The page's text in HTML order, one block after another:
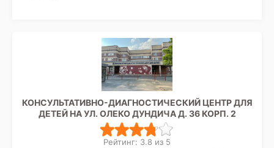
КОНСУЛЬТАТИВНО-ДИАГНОСТИЧЕСКИЙ ЦЕНТР ДЛЯ
ДЕТЕЙ НА УЛ. ОЛЕКО ДУНДИЧА Д. 36 КОРП. 2
Рейтинг: 3.8 из 5